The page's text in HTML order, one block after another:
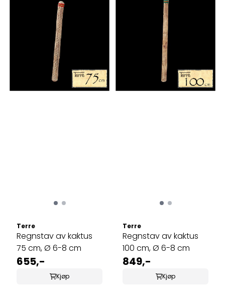
Terre
Regnstav av kaktus
75 cm, Ø 6-8 cm
655,-
Kjøp
Terre
Regnstav av kaktus
100 cm, Ø 6-8 cm
849,-
Kjøp